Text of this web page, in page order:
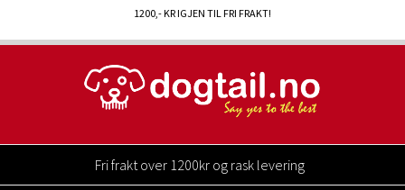
1200,- KR IGJEN TIL FRI FRAKT!
Fri frakt over 1200kr og rask levering